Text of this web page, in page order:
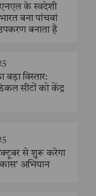
के स्वदेशी
बना पांचवां
बनाता है
बड़ा विस्तार:
सीटों को केंद्र
से शुरू करेगा
अभियान